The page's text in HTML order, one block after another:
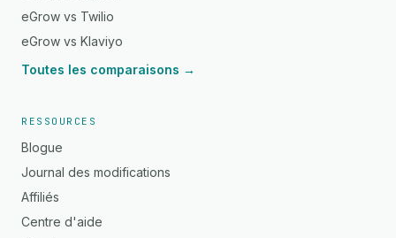
eGrow vs Twilio
eGrow vs Klaviyo
Toutes les comparaisons →
RESSOURCES
Blogue
Journal des modifications
Affiliés
Centre d'aide